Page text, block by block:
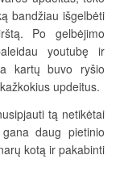
bandžiau išgelbėti
Po gelbėjimo
youtubę ir
kartų buvo ryšio
updeitus.
tą netikėtai
daug pietinio
kotą ir pakabinti